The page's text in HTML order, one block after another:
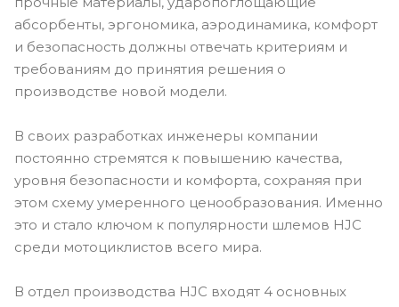
абсорбенты, эргономика, аэродинамика, комфорт
и безопасность должны отвечать критериям и
требованиям до принятия решения о
производстве новой модели.
В своих разработках инженеры компании
постоянно стремятся к повышению качества,
уровня безопасности и комфорта, сохраняя при
этом схему умеренного ценообразования. Именно
это и стало ключом к популярности шлемов HJC
среди мотоциклистов всего мира.
В отдел производства HJC входят 4 основных